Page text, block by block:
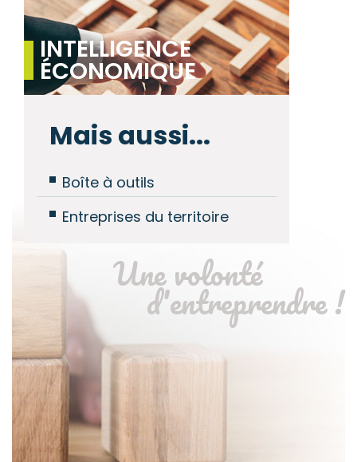
INTELLIGENCE
ÉCONOMIQUE
Mais aussi...
Boîte à outils
Entreprises du territoire
Une volonté
d'entreprendre !